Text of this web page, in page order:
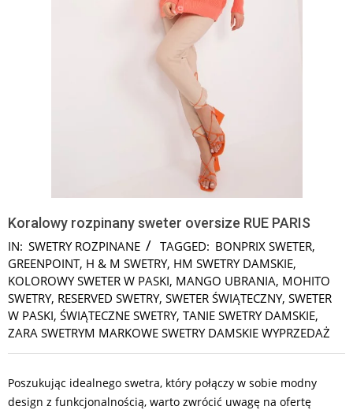
Koralowy rozpinany sweter oversize RUE PARIS
IN: SWETRY ROZPINANE TAGGED: BONPRIX SWETER,
GREENPOINT, H & M SWETRY, HM SWETRY DAMSKIE,
KOLOROWY SWETER W PASKI, MANGO UBRANIA, MOHITO
SWETRY, RESERVED SWETRY, SWETER ŚWIĄTECZNY, SWETER
W PASKI, ŚWIĄTECZNE SWETRY, TANIE SWETRY DAMSKIE,
ZARA SWETRYM MARKOWE SWETRY DAMSKIE WYPRZEDAŻ
Poszukując idealnego swetra, który połączy w sobie modny
design z funkcjonalnością, warto zwrócić uwagę na ofertę